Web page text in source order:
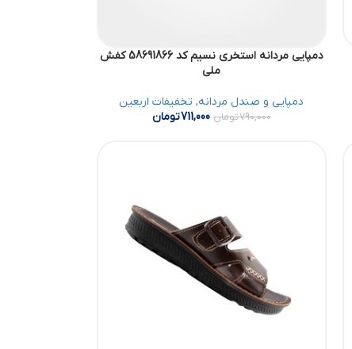
دمپایی مردانه استخری نسیم کد 58691866 کفش
ملی
دمپایی و صندل مردانه, تخفیفات اربعین
790,000تومان 711,000تومان